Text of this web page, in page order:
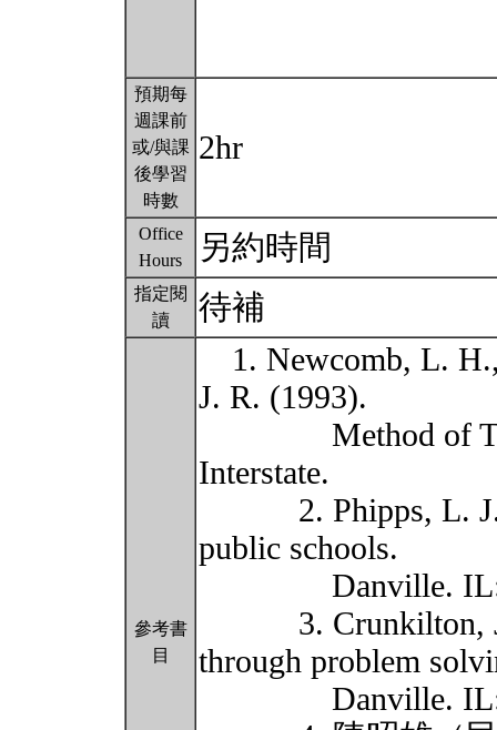
預期每
週課前
或/與課
後學習
時數
2hr
Office
Hours
另約時間
指定閱
讀
待補
參考書
目
1. Newcomb, L.
J. R. (1993).
Method of
Interstate.
2. Phipps, L. J.
public schools.
Danville. IL:
3. Crunkilton, J.
through problem
Danville. IL: